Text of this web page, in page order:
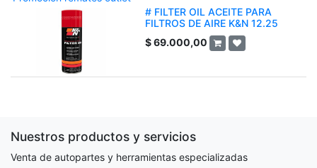
# FILTER OIL ACEITE PARA
FILTROS DE AIRE K&N 12.25
$69.000,00
Nuestros productos y servicios
Venta de autopartes y herramientas especializadas